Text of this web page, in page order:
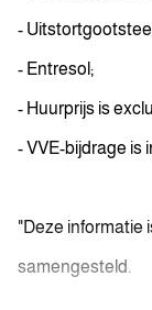
-
- Entresol;
- Huurprijs is
- VVE-bijdrage is
"Deze informatie
samengesteld.